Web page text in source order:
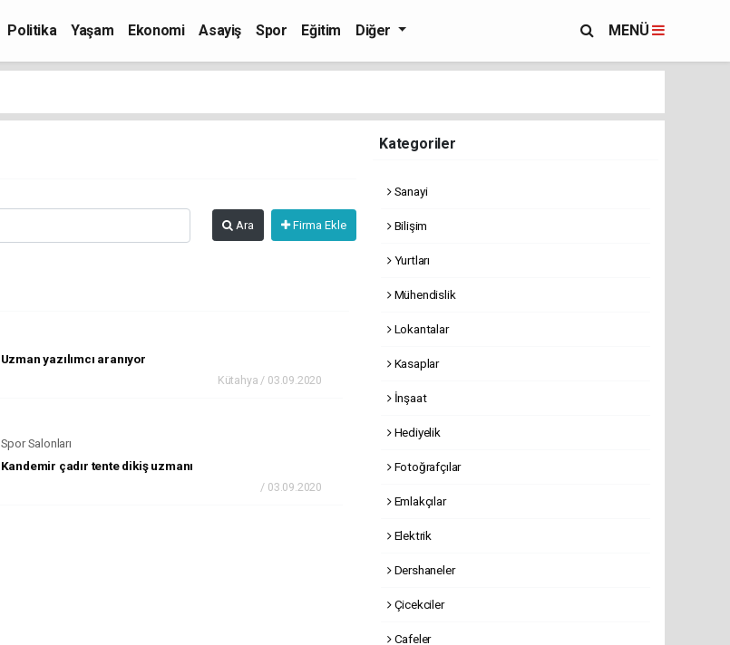
Politika Yaşam Ekonomi Asayiş Spor Eğitim Diğer MENÜ
Ara Firma Ekle
Uzman yazılımcı aranıyor
Kütahya / 03.09.2020
Spor Salonları
Kandemir çadır tente dikiş uzmanı
/ 03.09.2020
Kategoriler
Sanayi
Bilişim
Yurtları
Mühendislik
Lokantalar
Kasaplar
İnşaat
Hediyelik
Fotoğrafçılar
Emlakçılar
Elektrik
Dershaneler
Çicekciler
Cafeler